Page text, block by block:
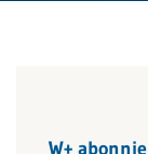
W+